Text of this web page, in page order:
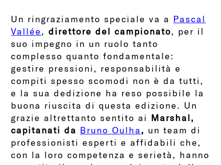
Un ringraziamento speciale va a Pascal
Vallée,direttore del campionato, per il
suo impegno in un ruolo tanto
complesso quanto fondamentale:
gestire pressioni, responsabilità e
compiti spesso scomodi non è da tutti,
e la sua dedizione ha reso possibile la
buona riuscita di questa edizione. Un
grazie altrettanto sentito ai Marshal,
capitanati da Bruno Oulha, un team di
professionisti esperti e affidabili che,
con la loro competenza e serietà, hanno